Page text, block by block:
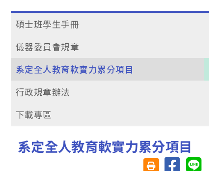
碩士班學生手冊
儀器委員會規章
系定全人教育軟實力累分項目
行政規章辦法
下載專區
系定全人教育軟實力累分項目
友善列印(另開視窗)
分享至臉書分享